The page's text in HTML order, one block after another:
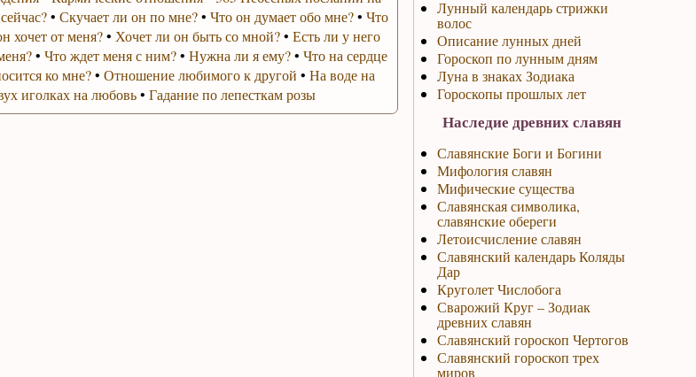
• Скучает ли он по мне?• Что он думает обо мне?• Что
хочет от меня?• Хочет ли он быть со мной?• Есть ли у него
• Что ждет меня с ним?• Нужна ли я ему?• Что на сердце
ко мне?• Отношение любимого к другой • На воде на
иголках на любовь• Гадание по лепесткам розы
Лунный календарь стрижки
волос
Описание лунных дней
Гороскоп по лунным дням
Луна в знаках Зодиака
Гороскопы прошлых лет
Наследие древних славян
Славянские Боги и Богини
Мифология славян
Мифические существа
Славянская символика,
славянские обереги
Летоисчисление славян
Славянский календарь Коляды
Дар
Круголет Числобога
Сварожий Круг – Зодиак
древних славян
Славянский гороскоп Чертогов
Славянский гороскоп трех
миров